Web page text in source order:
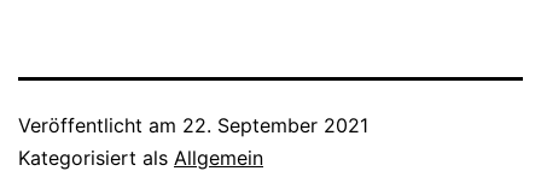
Veröffentlicht am 22. September 2021
Kategorisiert als Allgemein